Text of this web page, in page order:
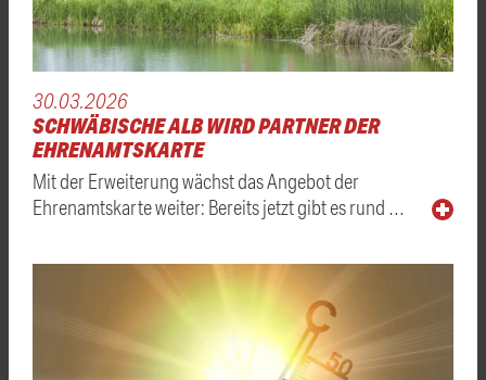
30.03.2026
SCHWÄBISCHE ALB WIRD PARTNER DER
EHRENAMTSKARTE
Mit der Erweiterung wächst das Angebot der
Ehrenamtskarte weiter: Bereits jetzt gibt es rund …